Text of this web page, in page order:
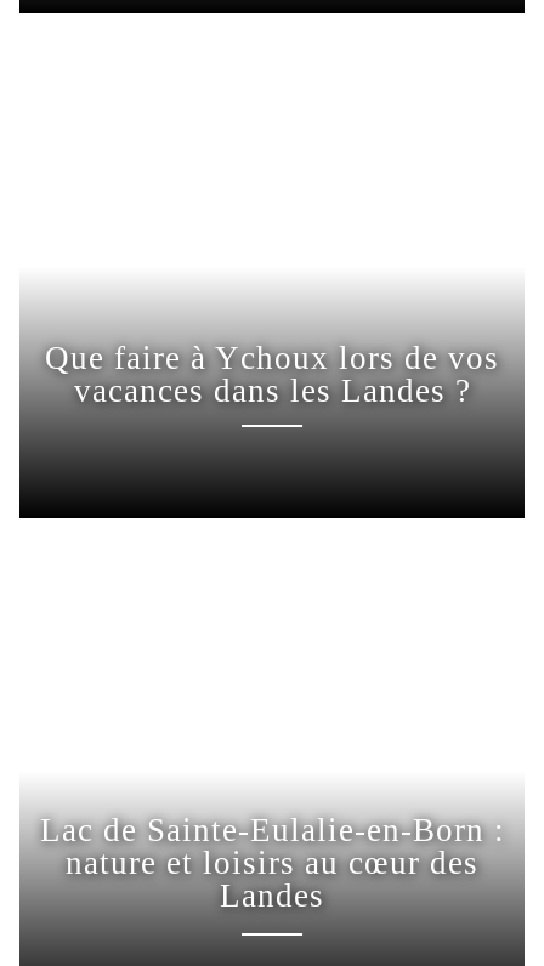
Que faire à Ychoux lors de vos
vacances dans les Landes ?
Lac de Sainte-Eulalie-en-Born :
nature et loisirs au cœur des
Landes